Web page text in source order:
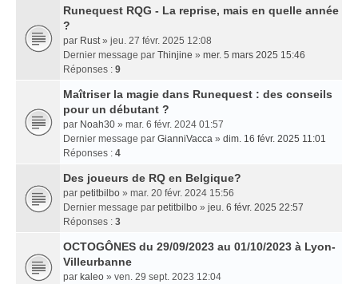
Runequest RQG - La reprise, mais en quelle année
?
par Rust» jeu. 27 févr. 2025 12:08
Dernier message par Thinjine » mer. 5 mars 2025 15:46
Réponses : 9
Maîtriser la magie dans Runequest : des conseils
pour un débutant ?
par Noah30 » mar. 6 févr. 2024 01:57
Dernier message par GianniVacca » dim. 16 févr. 2025 11:01
Réponses : 4
Des joueurs de RQ en Belgique?
par petitbilbo » mar. 20 févr. 2024 15:56
Dernier message par petitbilbo » jeu. 6 févr. 2025 22:57
Réponses : 3
OCTOGÔNES du 29/09/2023 au 01/10/2023 à Lyon-
Villeurbanne
par kaleo » ven. 29 sept. 2023 12:04